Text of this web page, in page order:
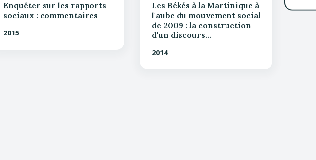
Enquêter sur les rapports
sociaux : commentaires
2015
Les Békés à la Martinique à
l'aube du mouvement social
de 2009 : la construction
d'un discours…
2014